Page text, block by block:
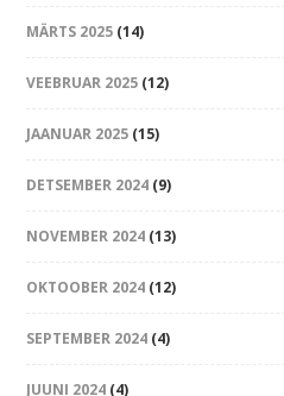
MÄRTS 2025 (14)
VEEBRUAR 2025 (12)
JAANUAR 2025 (15)
DETSEMBER 2024 (9)
NOVEMBER 2024 (13)
OKTOOBER 2024 (12)
SEPTEMBER 2024 (4)
JUUNI 2024 (4)